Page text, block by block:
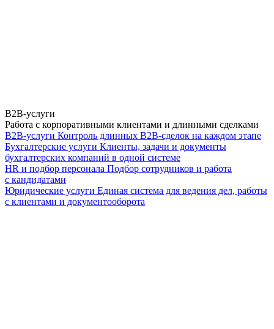
B2B-услуги
Работа с корпоративными клиентами и длинными сделками
B2B-услуги Контроль длинных B2B-сделок на каждом этапе
Бухгалтерские услуги Клиенты, задачи и документы
бухгалтерских компаний в одной системе
HR и подбор персонала Подбор сотрудников и работа
с кандидатами
Юридические услуги Единая система для ведения дел, работы
с клиентами и документооборота